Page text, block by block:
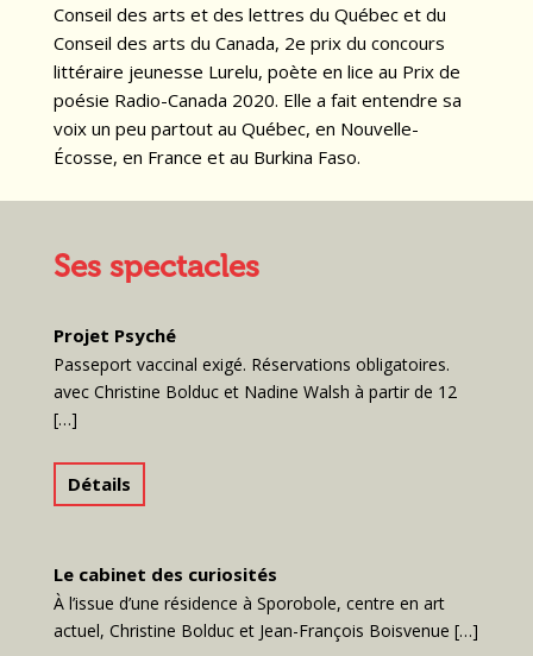
Conseil des arts et des lettres du Québec et du
Conseil des arts du Canada, 2e prix du concours
littéraire jeunesse Lurelu, poète en lice au Prix de
poésie Radio-Canada 2020. Elle a fait entendre sa
voix un peu partout au Québec, en Nouvelle-
Écosse, en France et au Burkina Faso.
Ses spectacles
Projet Psyché
Passeport vaccinal exigé. Réservations obligatoires.
avec Christine Bolduc et Nadine Walsh à partir de 12
[…]
Détails
Le cabinet des curiosités
À l’issue d’une résidence à Sporobole, centre en art
actuel, Christine Bolduc et Jean-François Boisvenue […]